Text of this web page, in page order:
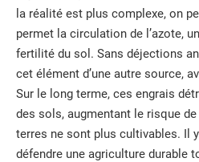
la réalité est plus complexe, on
permet la circulation de l’azote,
fertilité du sol. Sans déjections
cet élément d’une autre source,
Sur le long terme, ces engrais
des sols, augmentant le risque
terres ne sont plus cultivables. Il
défendre une agriculture durable